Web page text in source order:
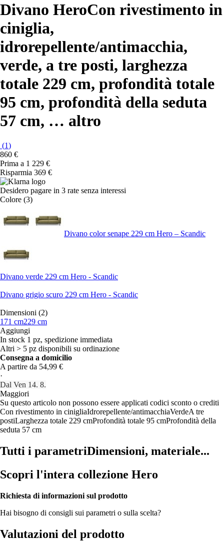
Divano HeroCon rivestimento in
ciniglia,
idrorepellente/antimacchia,
verde, a tre posti, larghezza
totale 229 cm, profondità totale
95 cm, profondità della seduta
57 cm, … altro
(1)
860 €
Prima a 1 229 €
Risparmia 369 €
Desidero pagare in 3 rate senza interessi
Colore (3)
Divano color senape 229 cm Hero – Scandic
Divano verde 229 cm Hero - Scandic
Divano grigio scuro 229 cm Hero - Scandic
Dimensioni (2)
171 cm229 cm
Aggiungi
In stock 1 pz, spedizione immediata
Altri > 5 pz disponibili su ordinazione
Consegna a domicilio
A partire da 54,99 €
·
Dal Ven 14. 8.
Maggiori
Su questo articolo non possono essere applicati codici sconto o crediti
Con rivestimento in cinigliaIdrorepellente/antimacchiaVerdeA tre
postiLarghezza totale 229 cmProfondità totale 95 cmProfondità della
seduta 57 cm
Tutti i parametriDimensioni, materiale...
Scopri l'intera collezione Hero
Richiesta di informazioni sul prodotto
Hai bisogno di consigli sui parametri o sulla scelta?
Valutazioni del prodotto